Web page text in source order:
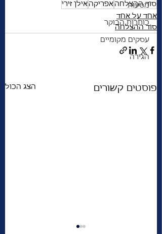
מסעות
כותרות הבוקר
עסקים מקומיים
הגירה
סוד ההצלחה אפריקה אילן זירי
אחד על אחד
סוד ההצלחה
פוסטים קשורים הצג הכול